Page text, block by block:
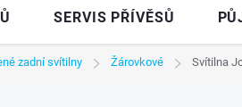
SERVIS PŘÍVĚSŮ
zadní svítilny Žárovkové Svítilna